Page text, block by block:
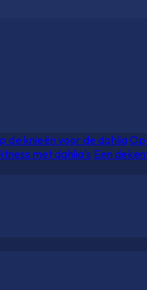
de knieën voor de dahlia
met dahlia's Een